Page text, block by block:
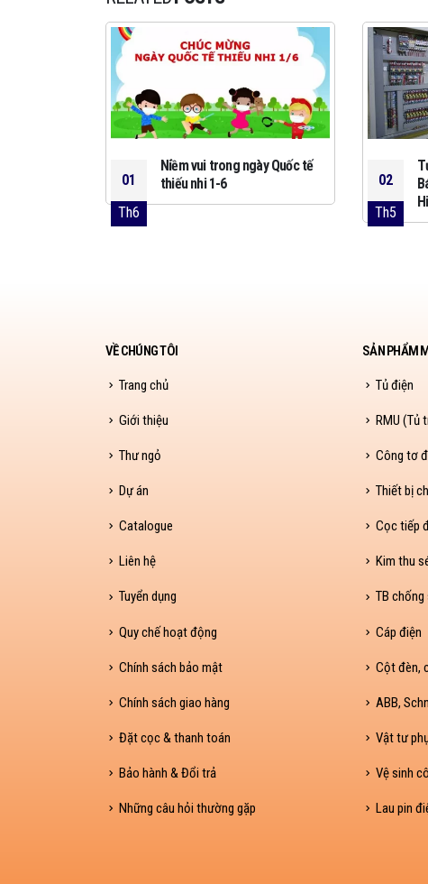
01
Th6
Niềm vui trong ngày Quốc tế
thiếu nhi 1-6
02
Th5
VỀ CHÚNG TÔI
Trang chủ
Giới thiệu
Thư ngỏ
Dự án
Catalogue
Liên hệ
Tuyển dụng
Quy chế hoạt động
Chính sách bảo mật
Chính sách giao hàng
Đặt cọc & thanh toán
Bảo hành & Đổi trả
Những câu hỏi thường gặp
SẢN PHẨM
Tủ điện
RMU (Tủ
Công tơ
Thiết bị
Cọc tiếp
Kim thu
TB
Cáp điện
Cột đèn,
ABB,
Vật tư
Vệ sinh
Lau pin